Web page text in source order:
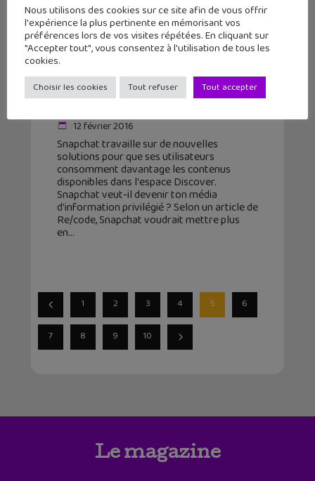
Snapchat veut booster les
contenus sur Discover
12 février 2016
Snapchat travaille sur de nouvelles
solutions pour que ses utilisateurs
consomment davantage les contenus
disponibles dans l'espace Discover.
Snapchat veut-il devenir ton média
d'information privilégié ? Selon un article de
Re/code, Snapchat voudrait mettre plus
en
1 2 3 4 5 6
7 8 9 10
Le magazine
Nous utilisons des cookies sur ce site afin de vous offrir
l'expérience la plus pertinente en mémorisant vos
préférences lors de vos visites répétées. En cliquant sur
"Accepter tout", vous consentez à l'utilisation de tous les
cookies.
Choisir les cookies Tout refuser Tout accepter